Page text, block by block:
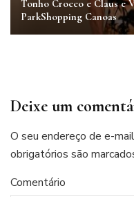
Tonho Crocco e Claus e
ParkShopping Canoas
Deixe um
O seu endereço de e-
obrigatórios são
Comentário